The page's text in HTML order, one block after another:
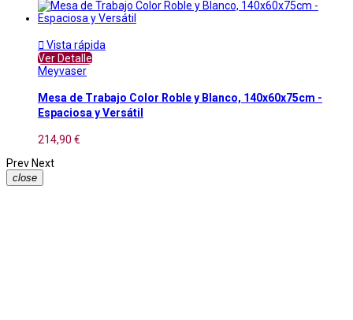
 Vista rápida
Ver Detalle
Meyvaser
Mesa de Trabajo Color Roble y Blanco, 140x60x75cm -
Espaciosa y Versátil
214,90 €
Prev Next
close